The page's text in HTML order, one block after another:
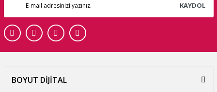
KAYDOL
BOYUT DİJİTAL